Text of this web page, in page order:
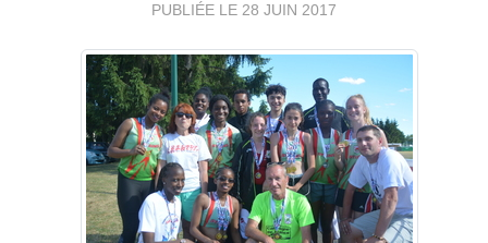
PUBLIÉE LE 28 JUIN 2017